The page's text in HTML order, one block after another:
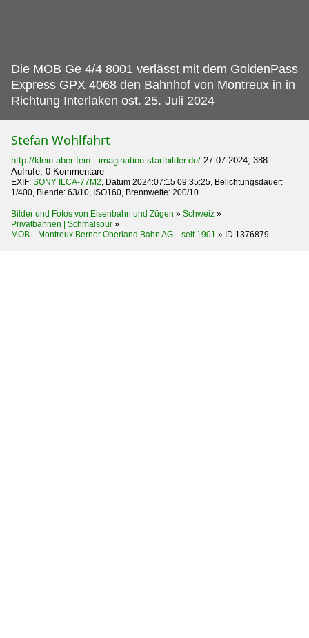
Die MOB Ge 4/4 8001 verlässt mit dem GoldenPass
Express GPX 4068 den Bahnhof von Montreux in in
Richtung Interlaken ost. 25. Juli 2024
Stefan Wohlfahrt
http://klein-aber-fein---imagination.startbilder.de/ 27.07.2024, 388
Aufrufe, 0 Kommentare
EXIF: SONY ILCA-77M2, Datum 2024:07:15 09:35:25, Belichtungsdauer:
1/400, Blende: 63/10, ISO160, Brennweite: 200/10
Bilder und Fotos von Eisenbahn und Zügen » Schweiz »
Privatbahnen | Schmalspur »
MOB Montreux Berner Oberland Bahn AG seit 1901 » ID 1376879